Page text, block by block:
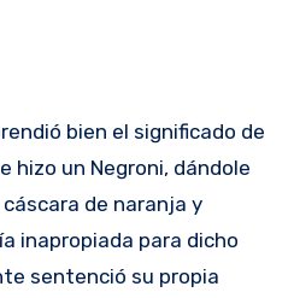
bien el significado de
hizo un Negroni, dándole
de naranja y
inapropiada para dicho
sentenció su propia